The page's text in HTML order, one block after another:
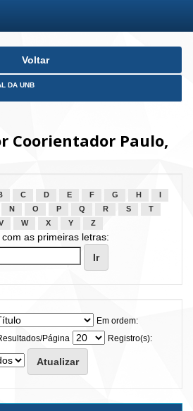
Voltar
DA UNB
Coorientador Paulo,
C D E F G H
N O P Q R S
T
W X Y Z
as primeiras letras:
Em ordem:
Página
Registro(s):